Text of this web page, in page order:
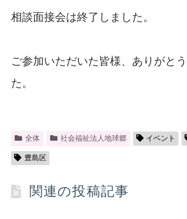
相談面接会は終了しました。
ご参加いただいた皆様、ありがと
た。
全体 社会福祉法人地球郷 イベント
豊島区
関連の投稿記事